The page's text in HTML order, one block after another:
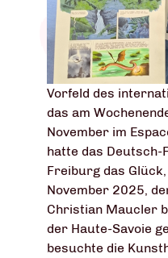
Vorfeld des
das am
November im
hatte das Deutsch-
Freiburg das
November 2025,
Christian Maucler
der Haute-Savoie
besuchte die